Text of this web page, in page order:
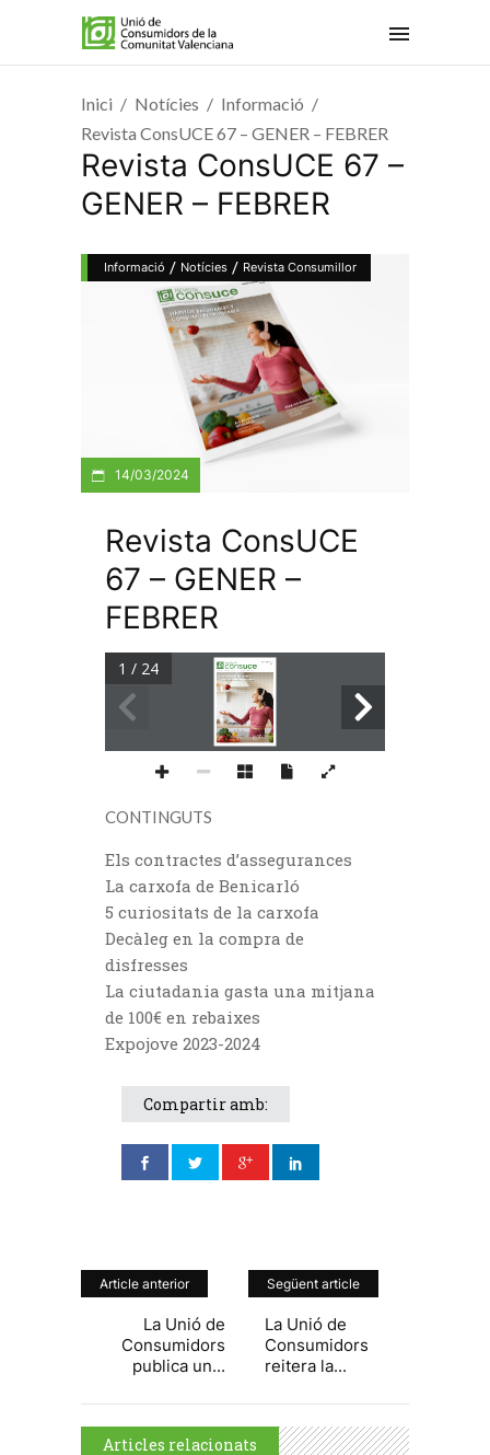
Inici Notícies
Informació
Revista ConsUCE 67 – GENER – FEBRER
Revista ConsUCE 67 –
GENER – FEBRER
Informació / Notícies / Revista Consumillor
14/03/2024
Revista ConsUCE
67 – GENER –
FEBRER
HÁBITOS SALUDABLES Y
CONSUMO RESPONSABLE
1 / 24
CONTINGUTS
Els contractes d’assegurances
La carxofa de Benicarló
5 curiositats de la carxofa
Decàleg en la compra de
disfresses
La ciutadania gasta una mitjana
de 100€ en rebaixes
Expojove 2023-2024
Compartir amb:
Article anterior
La Unió de
Consumidors
publica un...
Següent article
La Unió de
Consumidors
reitera la...
Articles relacionats